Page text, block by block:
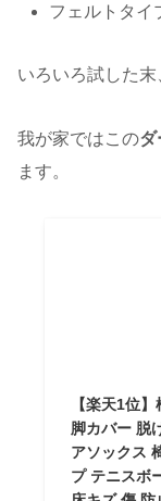
フェルトタイ
いろいろ試した末
我が家ではこのダ
ます。
【楽天1位
脚カバー 脱
アソックス
プ テニスボ